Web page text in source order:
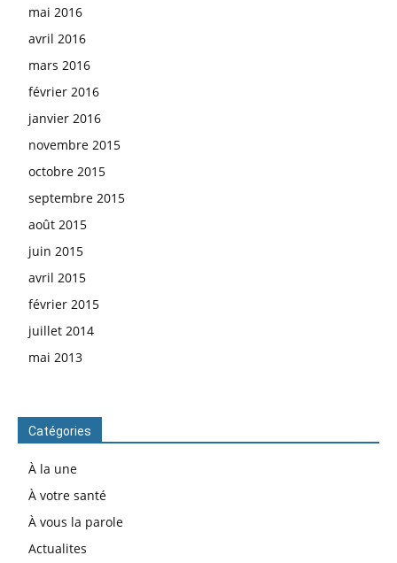
mai 2016
avril 2016
mars 2016
février 2016
janvier 2016
novembre 2015
octobre 2015
septembre 2015
août 2015
juin 2015
avril 2015
février 2015
juillet 2014
mai 2013
Catégories
À la une
À votre santé
À vous la parole
Actualites